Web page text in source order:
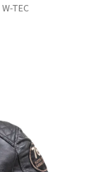
W-TEC